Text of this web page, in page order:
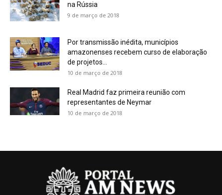
na Rússia
9 de março de 2018
Por transmissão inédita, municípios
amazonenses recebem curso de elaboração
de projetos...
10 de março de 2018
Real Madrid faz primeira reunião com
representantes de Neymar
10 de março de 2018